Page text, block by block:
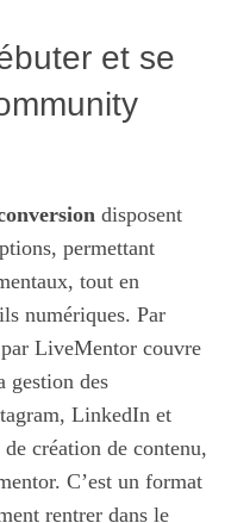
et se
disposent
permettant
tout en
numériques. Par
LiveMentor couvre
gestion des
LinkedIn et
création de contenu,
C’est un format
rentrer dans le